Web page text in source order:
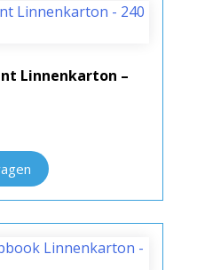
Linnenkarton –